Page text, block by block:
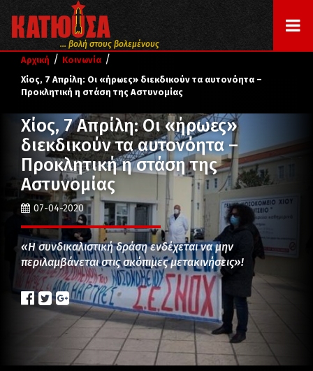
... βολή στους βολεμένους
Αρχική / Κοινωνία /
Χίος, 7 Απρίλη: Οι «ήρωες» διεκδικούν τα αυτονόητα –
Προκλητική η στάση της Αστυνομίας
Χίος, 7 Απρίλη: Οι «ήρωες»
διεκδικούν τα αυτονόητα –
Προκλητική η στάση της
Αστυνομίας
07-04-2020
«Η συνδικαλιστική δράση ενδέχεται να μην
περιλαμβάνεται στις σκόπιμες μετακινήσεις»!